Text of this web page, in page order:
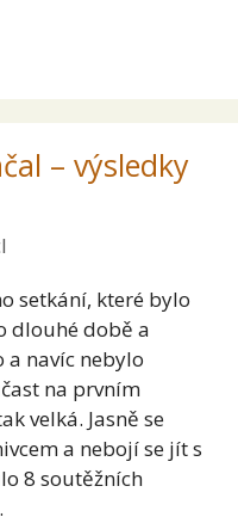
– výsledky
setkání, které bylo
dlouhé době a
navíc nebylo
na prvním
velká. Jasně se
a nebojí se jít s
8 soutěžních